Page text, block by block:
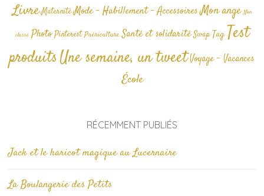
Livre Maternité Mode - Habillement - AccessoiresMon ange Non
classé Photo Pinterest Puériculture Santé et solidarité Swap TagTest
produitsUne semaine, un tweetVoyage - Vacances
École
RÉCEMMENT PUBLIÉS
Jack et le haricot magique au Lucernaire
La Boulangerie des Petits